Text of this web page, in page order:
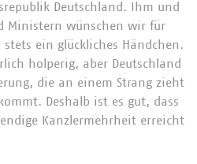
Deutschland. Ihm und
Ministern wünschen wir für
ein glückliches Händchen.
holperig, aber Deutschland
die an einem Strang zieht
Deshalb ist es gut, dass
Kanzlermehrheit erreicht